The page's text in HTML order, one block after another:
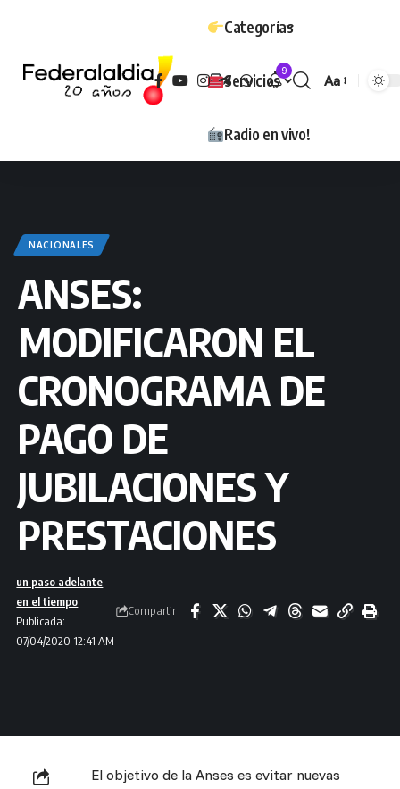
Categorías
Servicios
Radio en vivo!
9
Tamaño
Aa
NACIONALES
ANSES:
MODIFICARON EL
CRONOGRAMA DE
PAGO DE
JUBILACIONES Y
PRESTACIONES
Publicada:
07/04/2020 12:41 AM
un paso adelante
en el tiempo
Compartir
El objetivo de la Anses es evitar nuevas